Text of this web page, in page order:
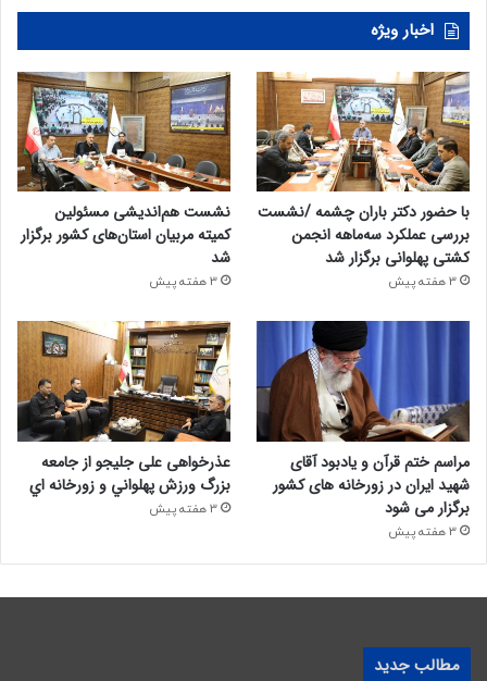
اخبار ویژه
با حضور دکتر باران چشمه /نشست
بررسی عملکرد سه‌ماهه انجمن
کشتی پهلوانی برگزار شد
3 هفته پیش
نشست هم‌اندیشی مسئولین
کمیته‌ مربیان استان‌های کشور برگزار
شد
3 هفته پیش
مراسم ختم قرآن و یادبود آقای
شهید ایران در زورخانه های کشور
برگزار می شود
3 هفته پیش
عذرخواهی علی جلیجو از جامعه
بزرگ ورزش پهلواني و زورخانه اي
3 هفته پیش
مطالب جدید